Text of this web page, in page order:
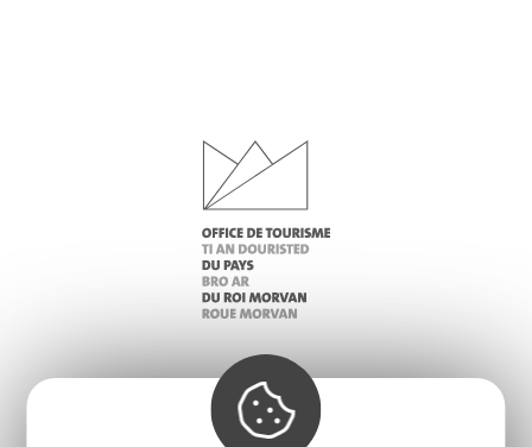
Infos pratiques
Nos accueils